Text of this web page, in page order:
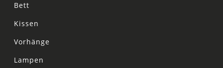
Bett
Kissen
Vorhänge
Lampen